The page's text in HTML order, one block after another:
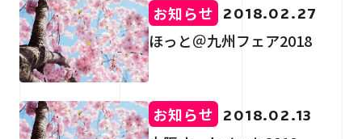
WORKS 事例紹介
RECRUIT
お知らせ 2018.02.27
ほっと＠九州フェア2018
お知らせ 2018.02.13